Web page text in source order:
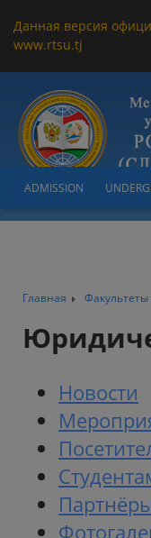
Данная версия
www.rtsu.tj
ADMISSION
Главная Факультеты
Новости